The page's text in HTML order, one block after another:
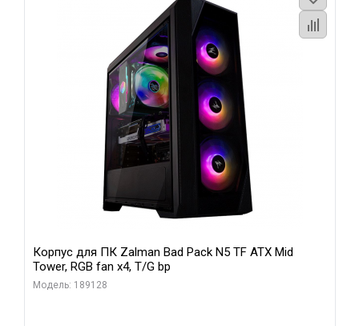
Корпус для ПК Zalman Bad Pack N5 TF ATX Mid
Tower, RGB fan x4, T/G bp
Модель: 189128